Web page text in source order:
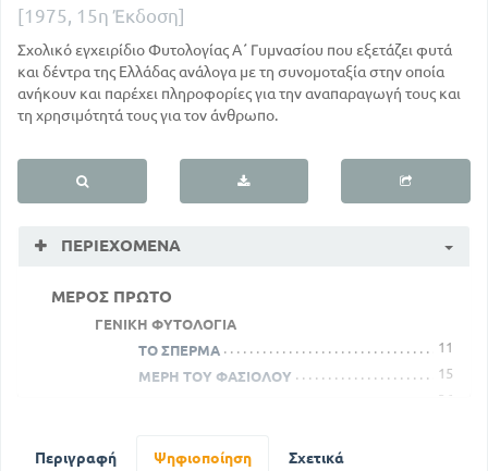
[1975, 15η Έκδοση]
Σχολικό εγχειρίδιο Φυτολογίας Α΄ Γυμνασίου που εξετάζει φυτά
και δέντρα της Ελλάδας ανάλογα με τη συνομοταξία στην οποία
ανήκουν και παρέχει πληροφορίες για την αναπαραγωγή τους και
τη χρησιμότητά τους για τον άνθρωπο.
ΠΕΡΙΕΧΌΜΕΝΑ
ΜΕΡΟΣ ΠΡΩΤΟ
ΓΕΝΙΚΗ ΦΥΤΟΛΟΓΙΑ
ΤΟ ΣΠΕΡΜΑ
11
ΜΕΡΗ ΤΟΥ ΦΑΣΙΟΛΟΥ
15
36
ΜΕΡΟΣ ΔΕΥΤΕΡΟ
Περιγραφή Ψηφιοποίηση Σχετικά